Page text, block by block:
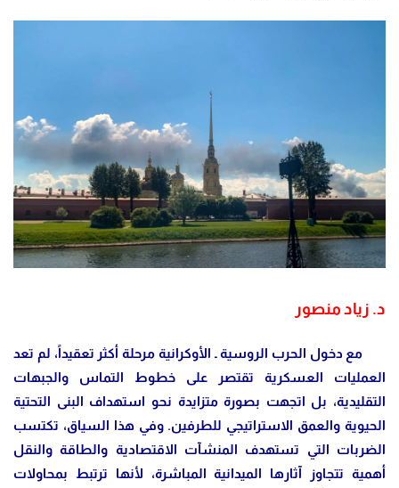
د. زياد منصور
مع دخول الحرب الروسية ـ الأوكرانية مرحلة أكثر تعقيداً، لم تعد
العمليات العسكرية تقتصر على خطوط التماس والجبهات
التقليدية، بل اتجهت بصورة متزايدة نحو استهداف البنى التحتية
الحيوية والعمق الاستراتيجي للطرفين. وفي هذا السياق، تكتسب
الضربات التي تستهدف المنشآت الاقتصادية والطاقة والنقل
أهمية تتجاوز آثارها الميدانية المباشرة، لأنها ترتبط بمحاولات